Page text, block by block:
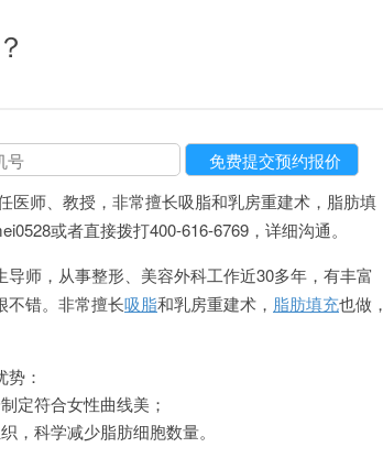
医师、教授，非常擅长吸脂和乳房重建术，脂肪填
或者直接拨打400-616-6769，详细沟通。
师，从事整形、美容外科工作近30多年，有丰富
不错。非常擅长吸脂和乳房重建术， 脂肪填充也做，
：
定符合女性曲线美；
，科学减少脂肪细胞数量。